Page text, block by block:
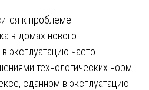
к проблеме
в домах нового
эксплуатацию часто
технологических норм.
сданном в эксплуатацию